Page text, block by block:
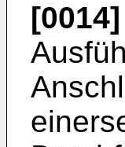
[0014]